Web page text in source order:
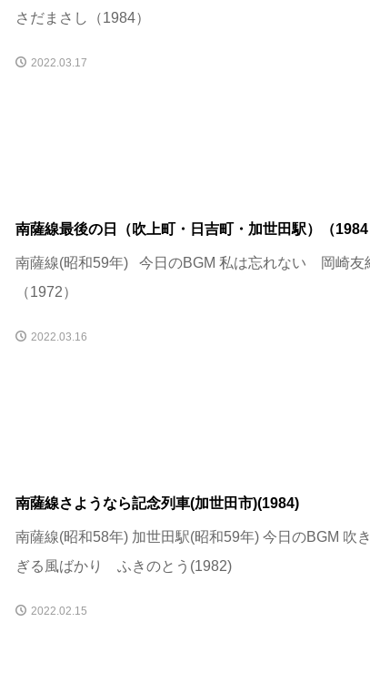
さだまさし（1984）
2022.03.17
南薩線最後の日（吹上町・日吉町・加世田駅）（
南薩線(昭和59年) 今日のBGM 私は忘れない 岡崎友
（1972）
2022.03.16
南薩線さようなら記念列車(加世田市)(1984)
南薩線(昭和58年) 加世田駅(昭和59年) 今日のBGM 吹
ぎる風ばかり ふきのとう(1982)
2022.02.15